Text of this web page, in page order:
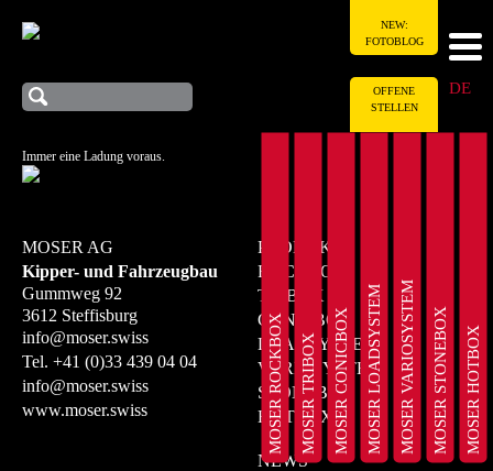
Immer eine Ladung voraus.
DE
NEW:
FOTOBLOG
OFFENE
STELLEN
MOSER ROCKBOXMOSER TRIBOXMOSER CONICBOXMOSER LOADSYSTEMMOSER VARIOSYSTEMMOSER STONEBOXMOSER HOTBOX
MOSER AG
Kipper- und Fahrzeugbau
Gummweg 92
3612 Steffisburg
info@moser.swiss
Tel. +41 (0)33 439 04 04
info@moser.swiss
www.moser.swiss
PRODUKTE
ROCKBOX
TRIBOX
CONICBOX
LOADSYSTEM
VARIOSYSTEM
STONEBOX
HOTBOX
NEWS